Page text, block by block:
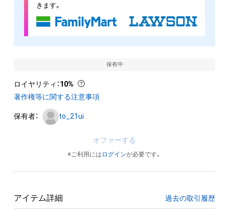
きます。
保有中
ロイヤリティ ：10%
著作権等に関する注意事項
保有者： to_21ui
オファーする
※ご利用には ログインが必要です。
アイテム詳細 過去の取引履歴